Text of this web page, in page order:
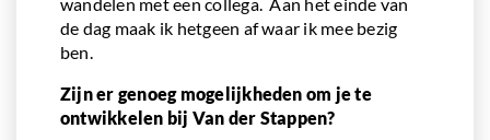
de dag maak ik hetgeen af waar ik mee bezig
ben.
Zijn er genoeg mogelijkheden om je te
ontwikkelen bij Van der Stappen?